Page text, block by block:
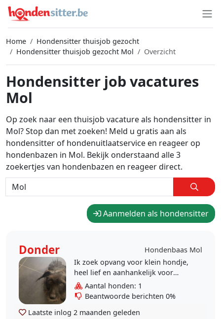
Home
Hondensitter thuisjob gezocht
Hondensitter thuisjob gezocht Mol
Overzicht
Hondensitter job vacatures
Mol
Op zoek naar een thuisjob vacature als hondensitter in
Mol? Stop dan met zoeken! Meld u gratis aan als
hondensitter of hondenuitlaatservice en reageer op
hondenbazen in Mol. Bekijk onderstaand alle 3
zoekertjes van hondenbazen en reageer direct.
Aanmelden als hondensitter
Donder
Hondenbaas Mol
Ik zoek opvang voor klein hondje,
heel lief en aanhankelijk voor
weekend in augustus, 3 dagen en
nachten.
Aantal honden: 1
Beantwoorde berichten 0%
Laatste inlog 2 maanden geleden